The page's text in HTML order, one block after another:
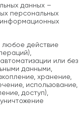
данных –
персональных
любое действие
или без
данными,
хранение,
использование,
доступ),